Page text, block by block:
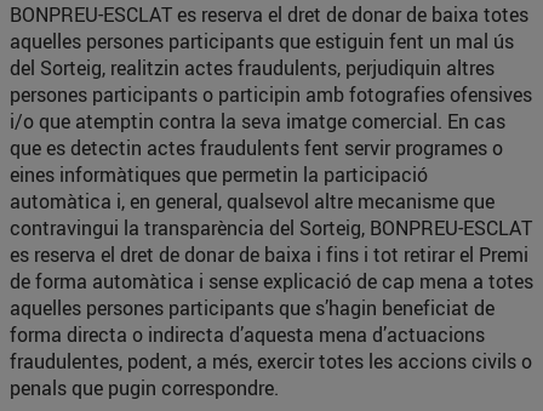
BONPREU-ESCLAT es reserva el dret de donar de baixa totes
aquelles persones participants que estiguin fent un mal ús
del Sorteig, realitzin actes fraudulents, perjudiquin altres
persones participants o participin amb fotografies ofensives
i/o que atemptin contra la seva imatge comercial. En cas
que es detectin actes fraudulents fent servir programes o
eines informàtiques que permetin la participació
automàtica i, en general, qualsevol altre mecanisme que
contravingui la transparència del Sorteig, BONPREU-ESCLAT
es reserva el dret de donar de baixa i fins i tot retirar el Premi
de forma automàtica i sense explicació de cap mena a totes
aquelles persones participants que s’hagin beneficiat de
forma directa o indirecta d’aquesta mena d’actuacions
fraudulentes, podent, a més, exercir totes les accions civils o
penals que pugin correspondre.